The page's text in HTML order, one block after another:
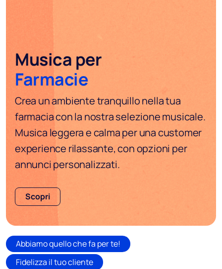
Musica per
Farmacie
Crea un ambiente tranquillo nella tua
farmacia con la nostra selezione musicale.
Musica leggera e calma per una customer
experience rilassante, con opzioni per
annunci personalizzati.
Scopri
Abbiamo quello che fa per te!
Fidelizza il tuo cliente